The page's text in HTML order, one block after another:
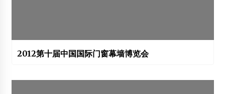
2012第十届中国国际门窗幕墙博览会